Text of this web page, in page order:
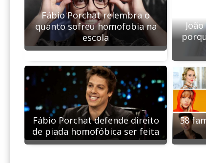
Fábio Porchat relembra o
quanto sofreu homofobia na
escola
Fábio Porchat defende direito
de piada homofóbica ser feita
58